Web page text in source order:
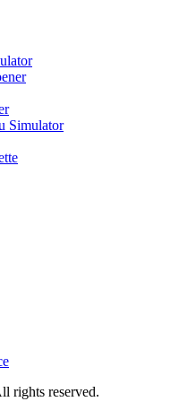
Simulator
rights reserved.